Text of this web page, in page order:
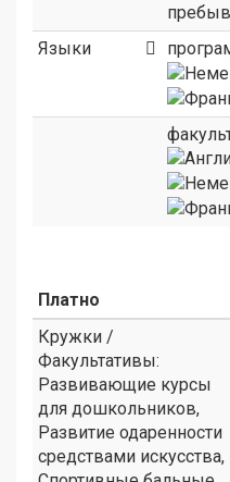
Языки
Платно
Кружки /
Факультативы:
Развивающие курсы
для дошкольников,
Развитие одаренности
средствами искусства,